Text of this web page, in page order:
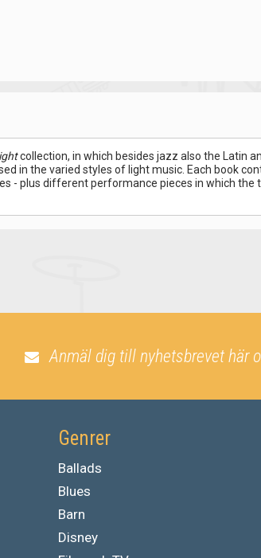
collection, in which besides jazz also the Latin
in the varied styles of light music. Each book
- plus different performance pieces in which the
Anmäl dig till nyhetsbrevet här
Genrer
Ballads
Blues
Barn
Disney